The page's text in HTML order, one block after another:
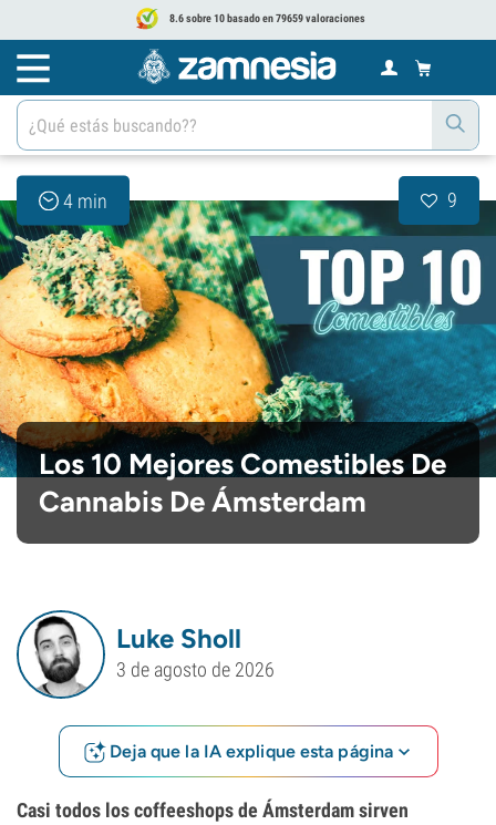
8.6 sobre 10 basado en 79659 valoraciones
4 min 9
Los 10 Mejores Comestibles De
Cannabis De Ámsterdam
Luke Sholl
3 de agosto de 2026
Deja que la IA explique esta página
Casi todos los coffeeshops de Ámsterdam sirven